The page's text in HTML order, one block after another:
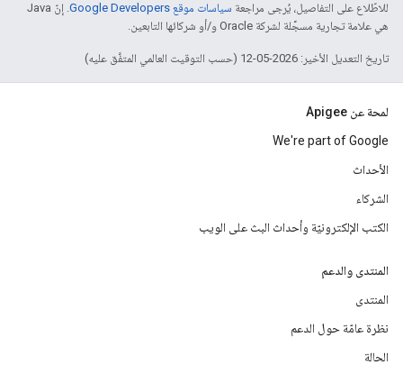
للاطّلاع على التفاصيل، يُرجى مراجعة سياسات موقع Google Developers‏
. إنّ Java
هي علامة تجارية مسجَّلة لشركة Oracle و/أو شركائها التابعين.
تاريخ التعديل الأخير: 2026-05-12 (حسب التوقيت العالمي المتفَّق عليه)
لمحة عن Apigee
We're part of Google
الأحداث
الشركاء
الكتب الإلكترونيّة وأحداث البث على الويب
المنتدى والدعم
المنتدى
نظرة عامّة حول الدعم
الحالة